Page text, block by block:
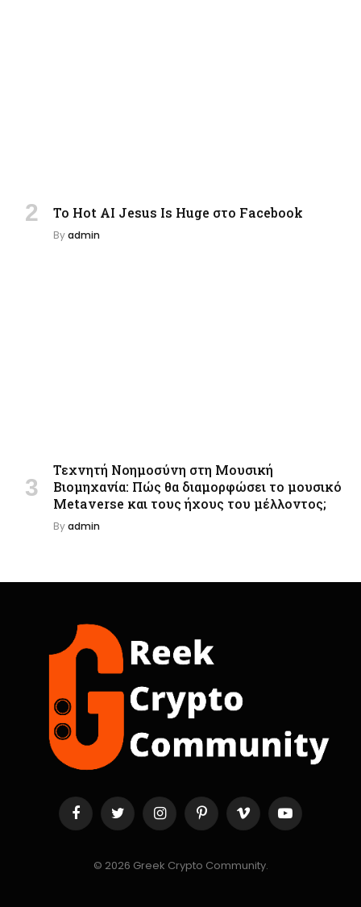
Το Hot AI Jesus Is Huge στο Facebook
Byadmin
Τεχνητή Νοημοσύνη στη Μουσική
Βιομηχανία: Πώς θα διαμορφώσει το μουσικό
Metaverse και τους ήχους του μέλλοντος;
Byadmin
FacebookTwitter InstagramPinterestVimeo YouTube
© 2026 Greek Crypto Community.